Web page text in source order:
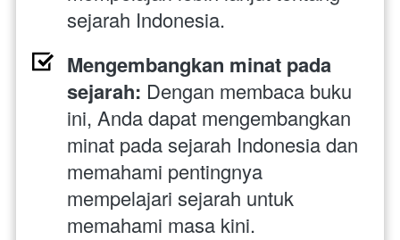
sejarah Indonesia.
Mengembangkan minat pada
sejarah: Dengan membaca buku
ini, Anda dapat mengembangkan
minat pada sejarah Indonesia dan
memahami pentingnya
mempelajari sejarah untuk
memahami masa kini.